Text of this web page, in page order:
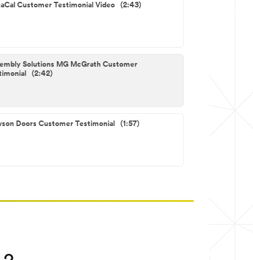
Customer Testimonial Video (2:43)
Solutions MG McGrath Customer
(2:42)
Doors Customer Testimonial (1:57)